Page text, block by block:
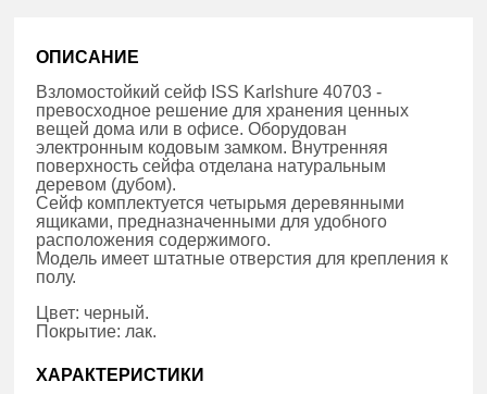
ОПИСАНИЕ
Взломостойкий сейф ISS Karlshure 40703 -
превосходное решение для хранения ценных
вещей дома или в офисе. Оборудован
электронным кодовым замком. Внутренняя
поверхность сейфа отделана натуральным
деревом (дубом).
Сейф комплектуется четырьмя деревянными
ящиками, предназначенными для удобного
расположения содержимого.
Модель имеет штатные отверстия для крепления к
полу.
Цвет: черный.
Покрытие: лак.
ХАРАКТЕРИСТИКИ